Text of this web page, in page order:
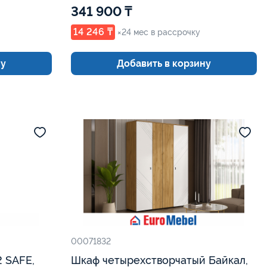
341 900 ₸
14 246 ₸ ×24 мес в рассрочку
Добавить в корзину
00071832
Шкаф четырехстворчатый Байкал,